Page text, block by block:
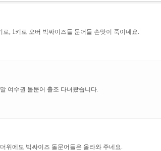
로, 1키로 오버 빅싸이즈들 문어들 손맛이 죽이네요.
여수권 돌문어 출조 다녀왔습니다.
위에도 빅싸이즈 돌문어들은 올라와 주네요.